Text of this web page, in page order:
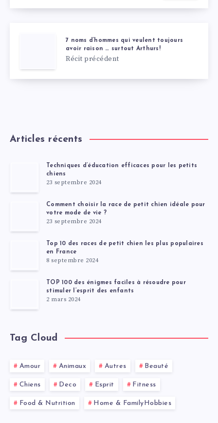
7 noms d’hommes qui veulent toujours
avoir raison … surtout Arthurs!
Récit précédent
Articles récents
Techniques d’éducation efficaces pour les petits
chiens
23 septembre 2024
Comment choisir la race de petit chien idéale pour
votre mode de vie ?
23 septembre 2024
Top 10 des races de petit chien les plus populaires
en France
8 septembre 2024
TOP 100 des énigmes faciles à résoudre pour
stimuler l’esprit des enfants
2 mars 2024
Tag Cloud
Amour Animaux Autres Beauté
Chiens Deco Esprit Fitness
Food & Nutrition Home & FamilyHobbies